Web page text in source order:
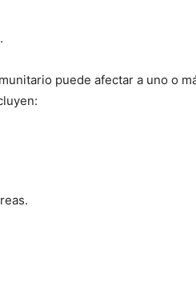
puede afectar a uno o